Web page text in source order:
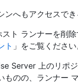
へもアクセスで
ト ランナーを削
ト 」をご覧ください
Server 上のリポ
ものの、ランナー